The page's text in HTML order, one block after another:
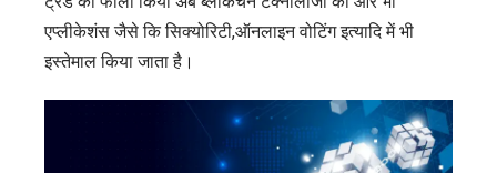
एप्लीकेशंस जैसे कि सिक्योरिटी,ऑनलाइन वोटिंग इत्यादि में भी
इस्तेमाल किया जाता है।